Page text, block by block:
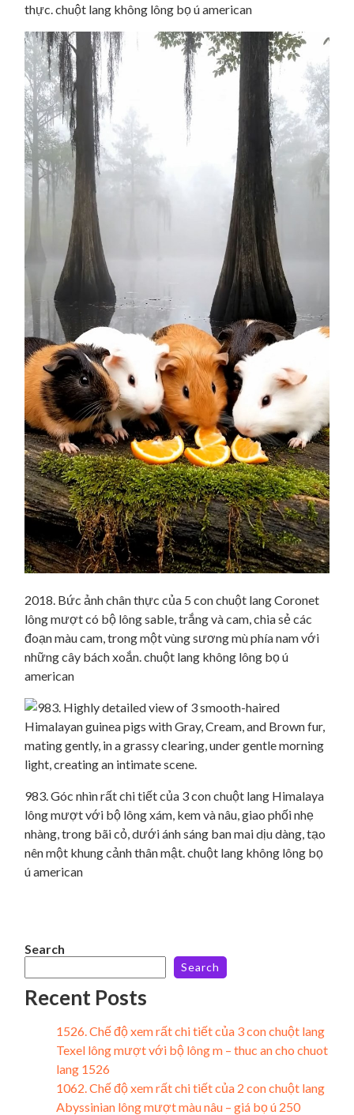
thực. chuột lang không lông bọ ú american
2018. Bức ảnh chân thực của 5 con chuột lang Coronet
lông mượt có bộ lông sable, trắng và cam, chia sẻ các
đoạn màu cam, trong một vùng sương mù phía nam với
những cây bách xoắn. chuột lang không lông bọ ú
american
983. Góc nhìn rất chi tiết của 3 con chuột lang Himalaya
lông mượt với bộ lông xám, kem và nâu, giao phối nhẹ
nhàng, trong bãi cỏ, dưới ánh sáng ban mai dịu dàng, tạo
nên một khung cảnh thân mật. chuột lang không lông bọ
ú american
Search
Search
Recent Posts
1526. Chế độ xem rất chi tiết của 3 con chuột lang
Texel lông mượt với bộ lông m – thuc an cho chuot
lang 1526
1062. Chế độ xem rất chi tiết của 2 con chuột lang
Abyssinian lông mượt màu nâu – giá bọ ú 250